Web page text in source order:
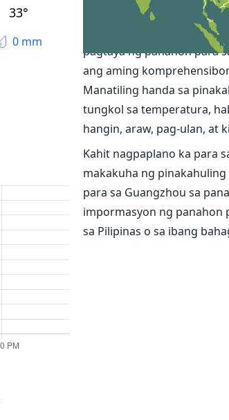
33°
0 mm
Ang lagay ng panahon
Tuklasin ang mga tunay na
pagtaya ng panahon para
ang aming
Manatiling handa sa
tungkol sa temperatura,
hangin, araw, pag-ulan, at
Kahit nagpaplano ka para
makakuha ng
para sa Guangzhou sa
impormasyon ng panahon
sa Pilipinas o sa ibang